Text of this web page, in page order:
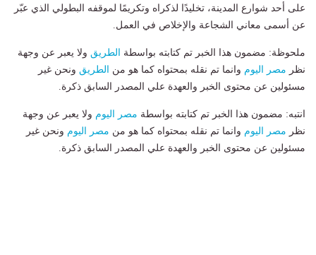
على أحد شوارع المدينة، تخليدًا لذكراه وتكريمًا لموقفه البطولي الذي عبّر
عن أسمى معاني الشجاعة والإخلاص في العمل.
ملحوظة: مضمون هذا الخبر تم كتابته بواسطة الطريق ولا يعبر عن وجهة
نظر مصر اليوم وانما تم نقله بمحتواه كما هو من الطريق ونحن غير
مسئولين عن محتوى الخبر والعهدة علي المصدر السابق ذكرة.
انتبه: مضمون هذا الخبر تم كتابته بواسطة مصر اليوم ولا يعبر عن وجهة
نظر مصر اليوم وانما تم نقله بمحتواه كما هو من مصر اليوم ونحن غير
مسئولين عن محتوى الخبر والعهدة علي المصدر السابق ذكرة.